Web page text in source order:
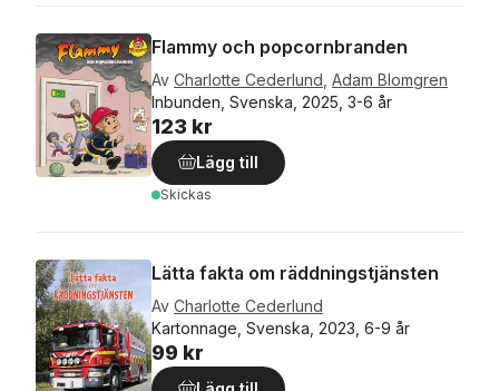
Flammy och popcornbranden
Av Charlotte Cederlund, Adam Blomgren
Inbunden, Svenska, 2025, 3-6 år
123 kr
Lägg till
Skickas
Lätta fakta om räddningstjänsten
Av Charlotte Cederlund
Kartonnage, Svenska, 2023, 6-9 år
99 kr